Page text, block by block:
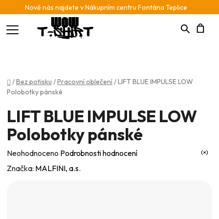
Nově nás najdete v Nákupním centru Fontána Teplice
Hledat
Domů
/Bez potisku /Pracovní oblečení/LIFT BLUE IMPULSE LOW
Polobotky pánské
LIFT BLUE IMPULSE LOW
Polobotky pánské
Průměrné
hodnocení
Neohodnoceno Podrobnosti hodnocení
Značka: MALFINI, a.s.